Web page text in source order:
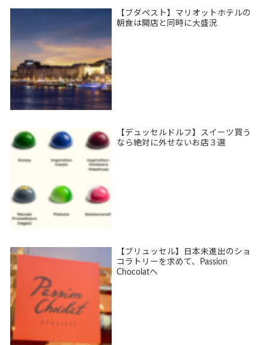
【ブダペスト】マリオットホテルの
朝食は開店と同時に大盛況
【デュッセルドルフ】スイーツ買う
なら絶対に外せないお店３選
【ブリュッセル】日本未進出のショ
コラトリーを求めて、Passion
Chocolatへ